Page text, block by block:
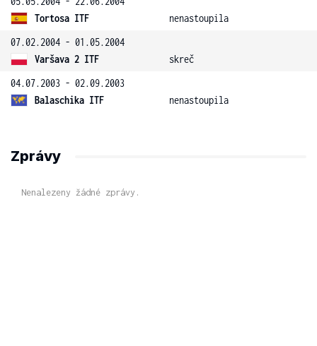
Tortosa ITF
nenastoupila
07.02.2004 - 01.05.2004
Varšava 2 ITF
skreč
04.07.2003 - 02.09.2003
Balaschika ITF
nenastoupila
Zprávy
Nenalezeny žádné zprávy.